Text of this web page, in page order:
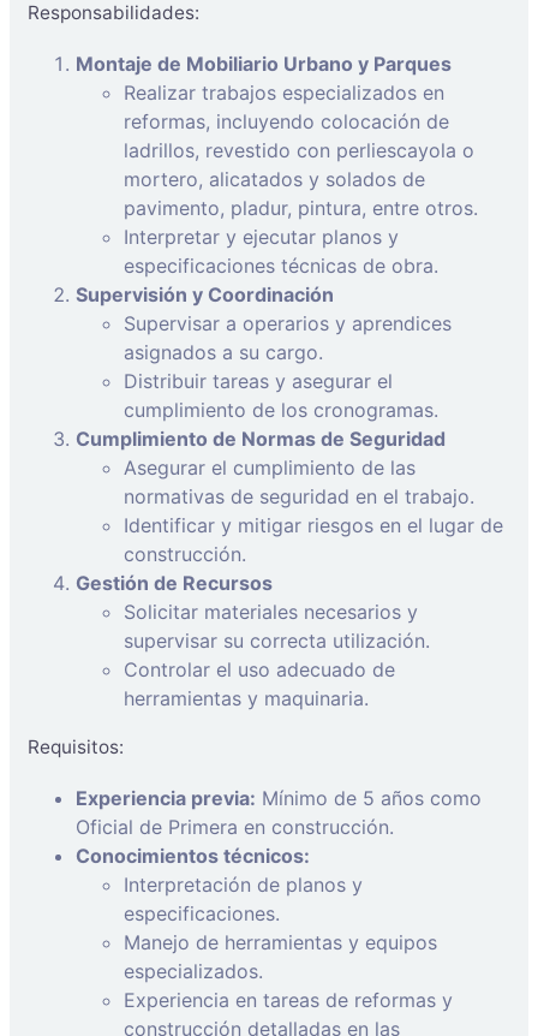
Responsabilidades:
Montaje de Mobiliario Urbano y Parques
Realizar trabajos especializados en
reformas, incluyendo colocación de
ladrillos, revestido con perliescayola o
mortero, alicatados y solados de
pavimento, pladur, pintura, entre otros.
Interpretar y ejecutar planos y
especificaciones técnicas de obra.
Supervisión y Coordinación
Supervisar a operarios y aprendices
asignados a su cargo.
Distribuir tareas y asegurar el
cumplimiento de los cronogramas.
Cumplimiento de Normas de Seguridad
Asegurar el cumplimiento de las
normativas de seguridad en el trabajo.
Identificar y mitigar riesgos en el lugar de
construcción.
Gestión de Recursos
Solicitar materiales necesarios y
supervisar su correcta utilización.
Controlar el uso adecuado de
herramientas y maquinaria.
Requisitos:
Experiencia previa: Mínimo de 5 años como
Oficial de Primera en construcción.
Conocimientos técnicos:
Interpretación de planos y
especificaciones.
Manejo de herramientas y equipos
especializados.
Experiencia en tareas de reformas y
construcción detalladas en las